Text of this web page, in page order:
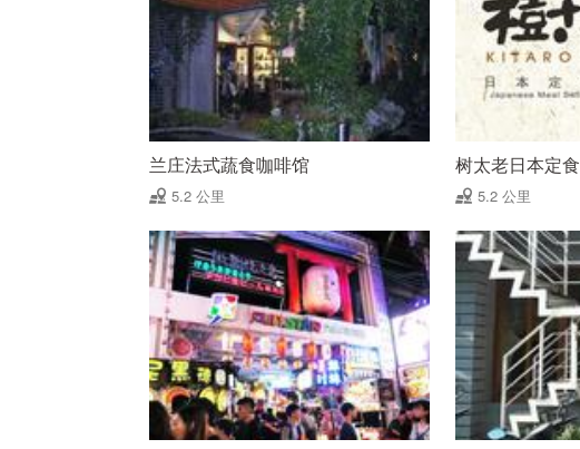
兰庄法式蔬食咖啡馆
5.2 公里
树太老日本定
5.2 公里